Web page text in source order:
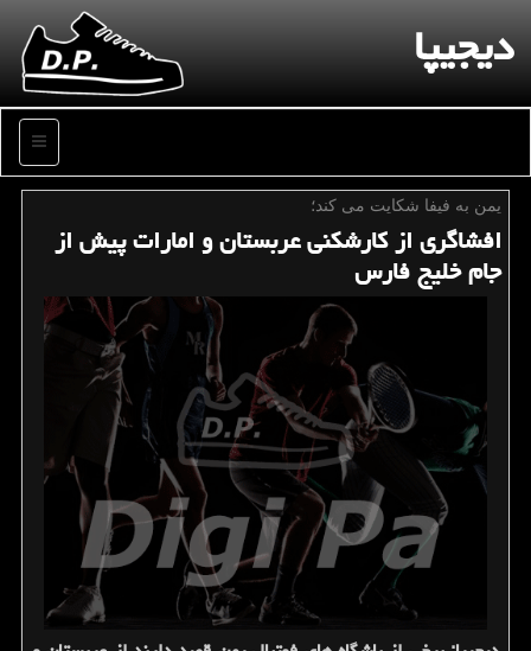
دیجیپا
منو
یمن به فیفا شكایت می كند؛
افشاگری از كارشكنی عربستان و امارات پیش از
جام خلیج فارس